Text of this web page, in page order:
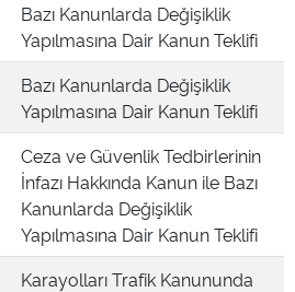
Bazı Kanunlarda Değişiklik
Yapılmasına Dair Kanun Teklifi
Bazı Kanunlarda Değişiklik
Yapılmasına Dair Kanun Teklifi
Ceza ve Güvenlik Tedbirlerinin
İnfazı Hakkında Kanun ile Bazı
Kanunlarda Değişiklik
Yapılmasına Dair Kanun Teklifi
Karayolları Trafik Kanununda